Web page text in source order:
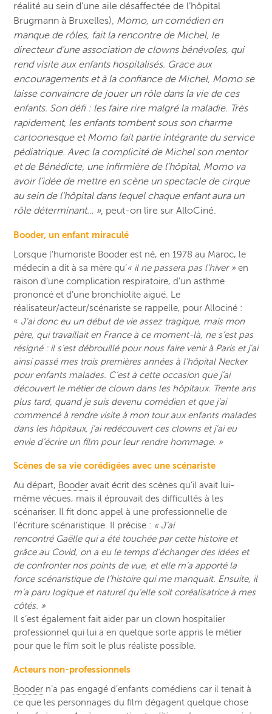
réalité au sein d’une aile désaffectée de l’hôpital
Brugmann à Bruxelles), Momo, un comédien en
manque de rôles, fait la rencontre de Michel, le
directeur d’une association de clowns bénévoles, qui
rend visite aux enfants hospitalisés. Grace aux
encouragements et à la confiance de Michel, Momo se
laisse convaincre de jouer un rôle dans la vie de ces
enfants. Son défi : les faire rire malgré la maladie. Très
rapidement, les enfants tombent sous son charme
cartoonesque et Momo fait partie intégrante du service
pédiatrique. Avec la complicité de Michel son mentor
et de Bénédicte, une infirmière de l’hôpital, Momo va
avoir l’idée de mettre en scène un spectacle de cirque
au sein de l’hôpital dans lequel chaque enfant aura un
rôle déterminant… », peut-on lire sur AlloCiné.
Booder, un enfant miraculé
Lorsque l’humoriste Booder est né, en 1978 au Maroc, le
médecin a dit à sa mère qu’« il ne passera pas l’hiver » en
raison d’une complication respiratoire, d’un asthme
prononcé et d’une bronchiolite aiguë. Le
réalisateur/acteur/scénariste se rappelle, pour Allociné :
« J’ai donc eu un début de vie assez tragique, mais mon
père, qui travaillait en France à ce moment-là, ne s’est pas
résigné : il s’est débrouillé pour nous faire venir à Paris et j’ai
ainsi passé mes trois premières années à l’hôpital Necker
pour enfants malades. C’est à cette occasion que j’ai
découvert le métier de clown dans les hôpitaux. Trente ans
plus tard, quand je suis devenu comédien et que j’ai
commencé à rendre visite à mon tour aux enfants malades
dans les hôpitaux, j’ai redécouvert ces clowns et j’ai eu
envie d’écrire un film pour leur rendre hommage. »
Scènes de sa vie corédigées avec une scénariste
Au départ, Booder avait écrit des scènes qu’il avait lui-
même vécues, mais il éprouvait des difficultés à les
scénariser. Il fit donc appel à une professionnelle de
l’écriture scénaristique. Il précise : « J’ai
rencontré Gaëlle qui a été touchée par cette histoire et
grâce au Covid, on a eu le temps d’échanger des idées et
de confronter nos points de vue, et elle m’a apporté la
force scénaristique de l’histoire qui me manquait. Ensuite, il
m’a paru logique et naturel qu’elle soit coréalisatrice à mes
côtés. »
Il s’est également fait aider par un clown hospitalier
professionnel qui lui a en quelque sorte appris le métier
pour que le film soit le plus réaliste possible.
Acteurs non-professionnels
Booder n’a pas engagé d’enfants comédiens car il tenait à
ce que les personnages du film dégagent quelque chose